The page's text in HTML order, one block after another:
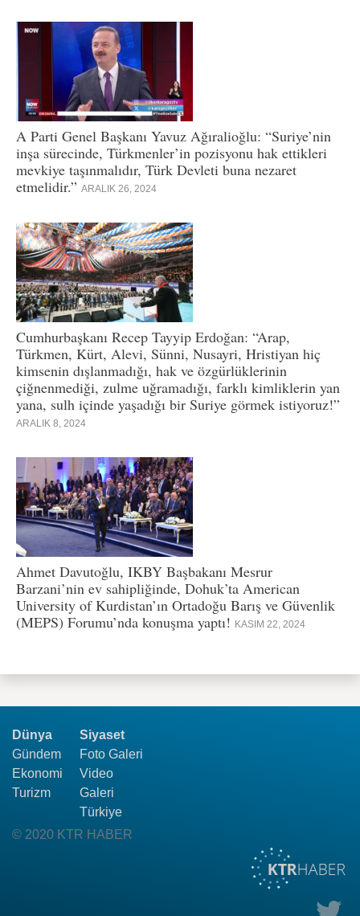
A Parti Genel Başkanı Yavuz Ağıralioğlu: “Suriye’nin
inşa sürecinde, Türkmenler’in pozisyonu hak ettikleri
mevkiye taşınmalıdır, Türk Devleti buna nezaret
etmelidir.” ARALIK 26, 2024
Cumhurbaşkanı Recep Tayyip Erdoğan: “Arap,
Türkmen, Kürt, Alevi, Sünni, Nusayri, Hristiyan hiç
kimsenin dışlanmadığı, hak ve özgürlüklerinin
çiğnenmediği, zulme uğramadığı, farklı kimliklerin yan
yana, sulh içinde yaşadığı bir Suriye görmek istiyoruz!”
ARALIK 8, 2024
Ahmet Davutoğlu, IKBY Başbakanı Mesrur
Barzani’nin ev sahipliğinde, Dohuk’ta American
University of Kurdistan’ın Ortadoğu Barış ve Güvenlik
(MEPS) Forumu’nda konuşma yaptı! KASIM 22, 2024
Dünya
Gündem
Ekonomi
Turizm
Siyaset
Foto Galeri
Video
Galeri
Türkiye
© 2020 KTR HABER